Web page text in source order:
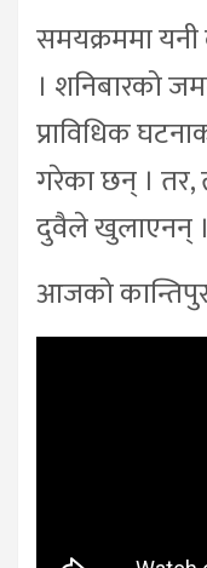
समयक्रममा
। शनिबारको
प्राविधिक
गरेका छन् । तर,
दुवैले खुलाएनन् ।
आजको